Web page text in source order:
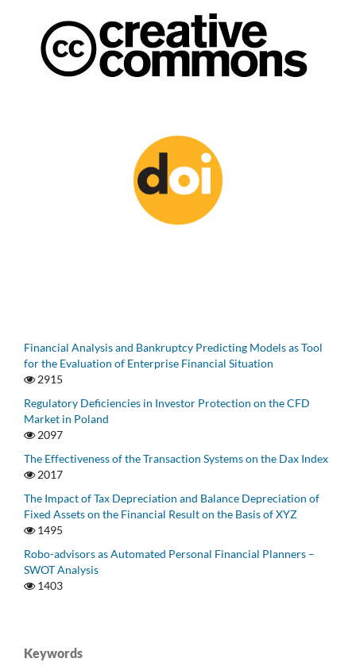
Financial Analysis and Bankruptcy Predicting Models as Tool
for the Evaluation of Enterprise Financial Situation
2915
Regulatory Deficiencies in Investor Protection on the CFD
Market in Poland
2097
The Effectiveness of the Transaction Systems on the Dax Index
2017
The Impact of Tax Depreciation and Balance Depreciation of
Fixed Assets on the Financial Result on the Basis of XYZ
1495
Robo-advisors as Automated Personal Financial Planners –
SWOT Analysis
1403
Keywords